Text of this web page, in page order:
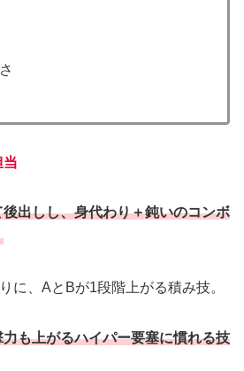
当
出しし、身代わり＋鈍いのコンボ
に、AとBが1段階上がる積み技。
も上がるハイパー要塞に慣れる技